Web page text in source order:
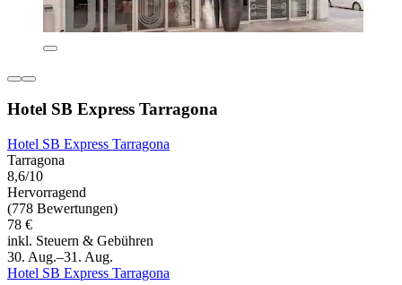
Hotel SB Express Tarragona
Hotel SB Express Tarragona
Tarragona
8,6/10
Hervorragend
(778 Bewertungen)
78 €
inkl. Steuern & Gebühren
30. Aug.–31. Aug.
Hotel SB Express Tarragona